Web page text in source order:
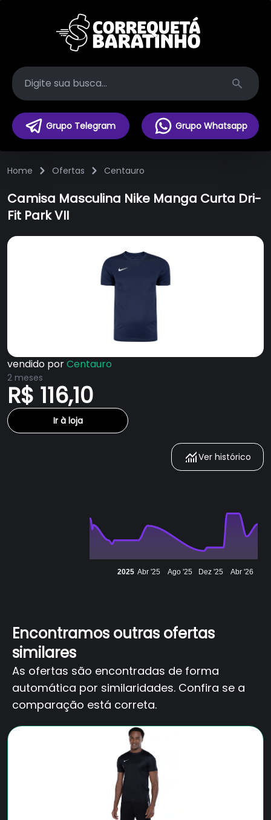
Search
Grupo Telegram Grupo Whatsapp
Home Ofertas Centauro
Camisa Masculina Nike Manga Curta Dri-
Fit Park VII
vendido porCentauro
2 meses
R$ 116,10
Ir à loja
Ver histórico
2025 Abr '25 Ago '25 Dez '25 Abr '26
Encontramos outras ofertas
similares
As ofertas são encontradas de forma
automática por similaridades. Confira se a
comparação está correta.